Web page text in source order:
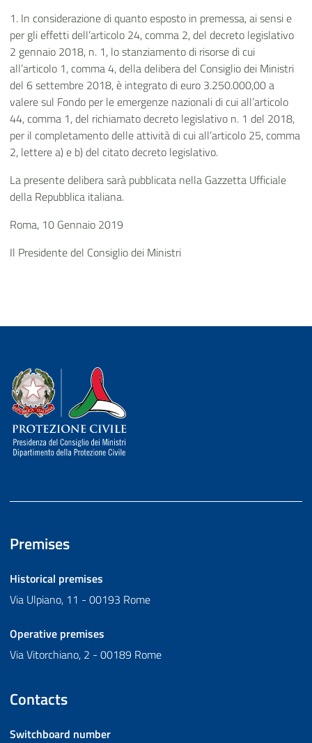
1. In considerazione di quanto esposto in premessa, ai sensi e
per gli effetti dell’articolo 24, comma 2, del decreto legislativo
2 gennaio 2018, n. 1, lo stanziamento di risorse di cui
all’articolo 1, comma 4, della delibera del Consiglio dei Ministri
del 6 settembre 2018, è integrato di euro 3.250.000,00 a
valere sul Fondo per le emergenze nazionali di cui all’articolo
44, comma 1, del richiamato decreto legislativo n. 1 del 2018,
per il completamento delle attività di cui all’articolo 25, comma
2, lettere a) e b) del citato decreto legislativo.
La presente delibera sarà pubblicata nella Gazzetta Ufficiale
della Repubblica italiana.
Roma, 10 Gennaio 2019
Il Presidente del Consiglio dei Ministri
Dipartimento della Protezione Civile
Premises
Historical premises
Via Ulpiano, 11 - 00193 Rome
Operative premises
Via Vitorchiano, 2 - 00189 Rome
Contacts
Switchboard number